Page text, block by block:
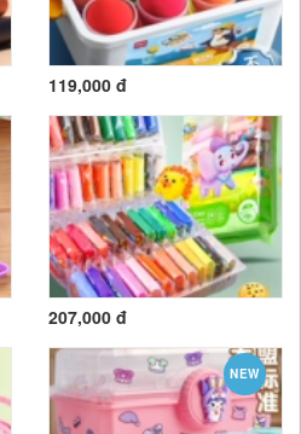
119,000 đ
207,000 đ
NEW